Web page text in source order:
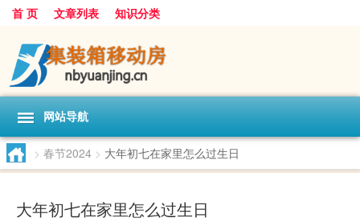
首 页 文章列表 知识分类
网站导航
> 春节2024 > 大年初七在家里怎么过生日
大年初七在家里怎么过生日